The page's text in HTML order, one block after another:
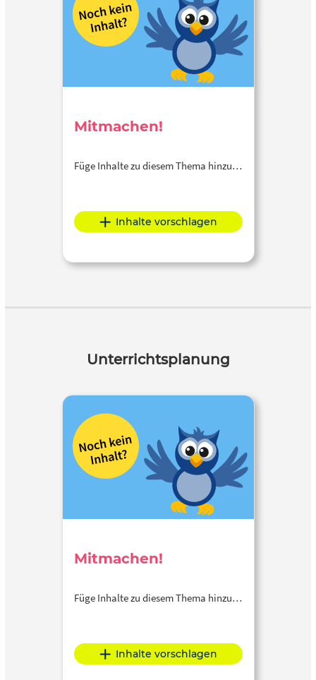
Mitmachen!
Füge Inhalte zu diesem Thema hinzu…
Inhalte vorschlagen
Unterrichtsplanung
Mitmachen!
Füge Inhalte zu diesem Thema hinzu…
Inhalte vorschlagen